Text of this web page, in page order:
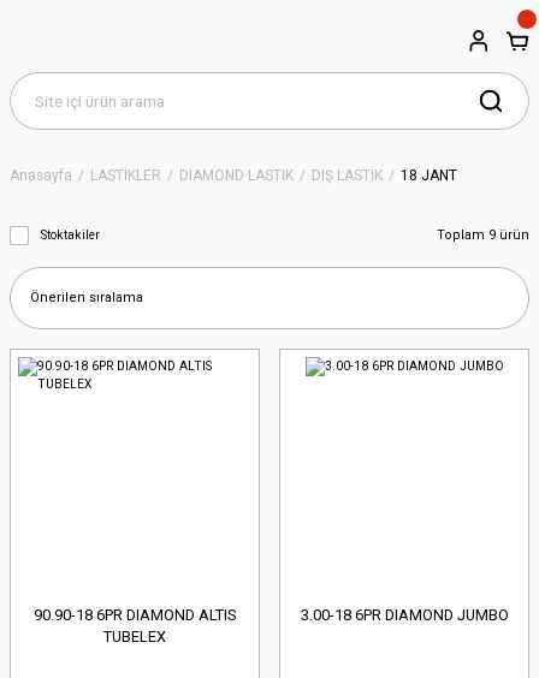
Anasayfa LASTİKLER DIAMOND LASTİK DIŞ LASTİK 18 JANT
Stoktakiler Toplam 9 ürün
90.90-18 6PR DIAMOND ALTIS
TUBELEX
3.00-18 6PR DIAMOND JUMBO